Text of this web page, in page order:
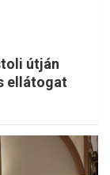
útján
ellátogat